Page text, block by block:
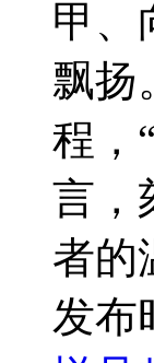
甲、
飘扬
程，
言，
者的
发布